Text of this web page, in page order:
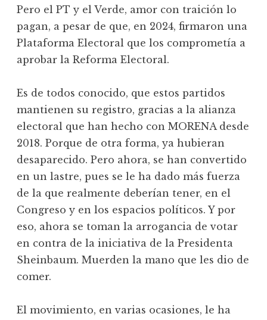
Pero el PT y el Verde, amor con traición lo
pagan, a pesar de que, en 2024, firmaron una
Plataforma Electoral que los comprometía a
aprobar la Reforma Electoral.
Es de todos conocido, que estos partidos
mantienen su registro, gracias a la alianza
electoral que han hecho con MORENA desde
2018. Porque de otra forma, ya hubieran
desaparecido. Pero ahora, se han convertido
en un lastre, pues se le ha dado más fuerza
de la que realmente deberían tener, en el
Congreso y en los espacios políticos. Y por
eso, ahora se toman la arrogancia de votar
en contra de la iniciativa de la Presidenta
Sheinbaum. Muerden la mano que les dio de
comer.
El movimiento, en varias ocasiones, le ha